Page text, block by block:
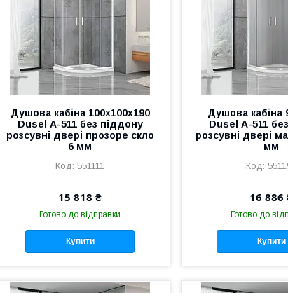
Душова кабіна 100х100х190
Dusel А-511 без піддону
розсувні двері прозоре скло
6 мм
551111
15 818 ₴
Готово до відправки
Купити
Душова кабіна
Dusel А-511
розсувні двері
мм
16 886
Готово до
Купити